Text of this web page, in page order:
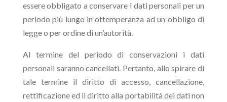
essere obbligato a conservare i dati personali per un
periodo più lungo in ottemperanza ad un obbligo di
legge o per ordine di un’autorità.
Al termine del periodo di conservazioni i dati
personali saranno cancellati. Pertanto, allo spirare di
tale termine il diritto di accesso, cancellazione,
rettificazione ed il diritto alla portabilità dei dati non